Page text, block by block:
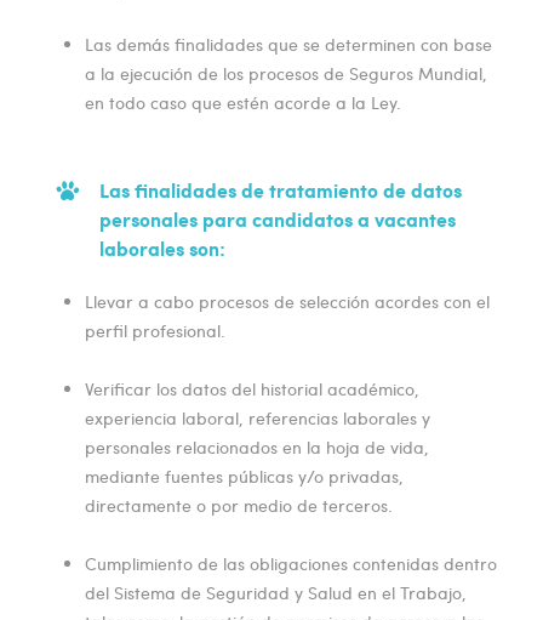
Las demás finalidades que se determinen con base
a la ejecución de los procesos de Seguros Mundial,
en todo caso que estén acorde a la Ley.
Las finalidades de tratamiento de datos
personales para candidatos a vacantes
laborales son:
Llevar a cabo procesos de selección acordes con el
perfil profesional.
Verificar los datos del historial académico,
experiencia laboral, referencias laborales y
personales relacionados en la hoja de vida,
mediante fuentes públicas y/o privadas,
directamente o por medio de terceros.
Cumplimiento de las obligaciones contenidas dentro
del Sistema de Seguridad y Salud en el Trabajo,